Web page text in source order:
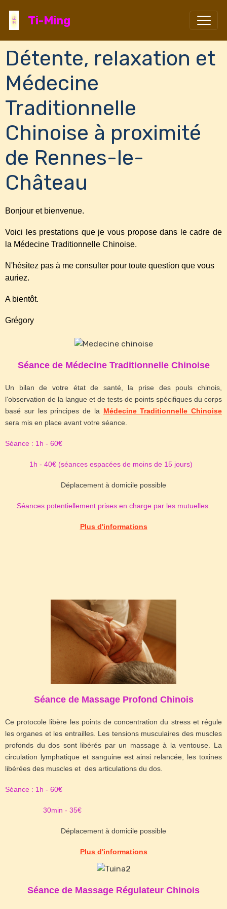
Ti-Ming
Détente, relaxation et
Médecine
Traditionnelle
Chinoise à proximité
de Rennes-le-
Château
Bonjour et bienvenue.
Voici les prestations que je vous propose dans le cadre de
la Médecine Traditionnelle Chinoise.
N'hésitez pas à me consulter pour toute question que vous
auriez.
A bientôt.
Grégory
Séance de Médecine Traditionnelle Chinoise
Un bilan de votre état de santé, la prise des pouls chinois,
l'observation de la langue et de tests de points spécifiques du corps
basé sur les principes de la Médecine Traditionnelle Chinoise
sera mis en place avant votre séance.
Séance : 1h - 60€
1h - 40€ (séances espacées de moins de 15 jours)
Déplacement à domicile possible
Séances potentiellement prises en charge par les mutuelles.
Plus d'informations
Séance de Massage Profond Chinois
Ce protocole libère les points de concentration du stress et régule
les organes et les entrailles. Les tensions musculaires des muscles
profonds du dos sont libérés par un massage à la ventouse. La
circulation lymphatique et sanguine est ainsi relancée, les toxines
libérées des muscles et des articulations du dos.
Séance : 1h - 60€
30min - 35€
Déplacement à domicile possible
Plus d'informations
Séance de Massage Régulateur Chinois